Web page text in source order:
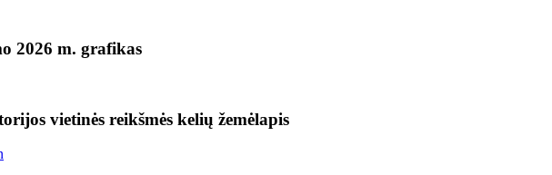
2026 m. grafikas
vietinės reikšmės kelių žemėlapis